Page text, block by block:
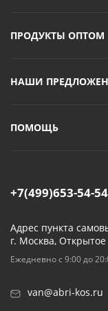
ПРОДУКТЫ ОПТОМ
НАШИ
ПОМОЩЬ
+7(499)653-54-54
Адрес пункта
г. Москва,
Ежедневно с 9:00 до
van@abri-kos.ru